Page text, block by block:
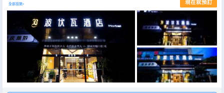
全部設施> 現在就預訂